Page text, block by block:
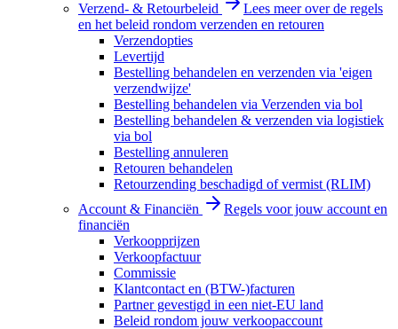
Verzend- & Retourbeleid
Lees meer over de regels
en het beleid rondom verzenden en retouren
Verzendopties
Levertijd
Bestelling behandelen en verzenden via 'eigen
verzendwijze'
Bestelling behandelen via Verzenden via bol
Bestelling behandelen & verzenden via logistiek
via bol
Bestelling annuleren
Retouren behandelen
Retourzending beschadigd of vermist (RLIM)
Account & Financiën
Regels voor jouw account en
financiën
Verkoopprijzen
Verkoopfactuur
Commissie
Klantcontact en (BTW-)facturen
Partner gevestigd in een niet-EU land
Beleid rondom jouw verkoopaccount